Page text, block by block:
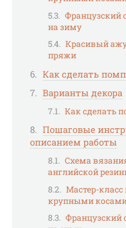
Французский
на зиму
Красивый
пряжи
Как сделать
Варианты декора
Как сделать
Пошаговые
описанием работы
Схема
английской
Мастер-класс
крупными
Французский